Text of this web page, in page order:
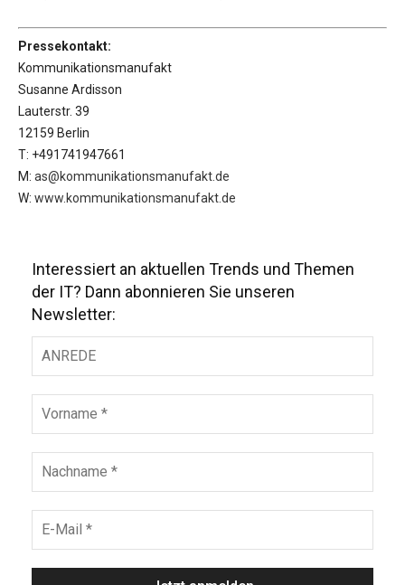
Pressekontakt:
Kommunikationsmanufakt
Susanne Ardisson
Lauterstr. 39
12159 Berlin
T: +491741947661
M: as@kommunikationsmanufakt.de
W: www.kommunikationsmanufakt.de
Interessiert an aktuellen Trends und Themen
der IT? Dann abonnieren Sie unseren
Newsletter: